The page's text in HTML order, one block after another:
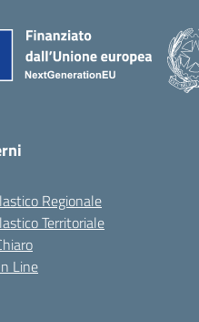
Regionale
Territoriale
Line